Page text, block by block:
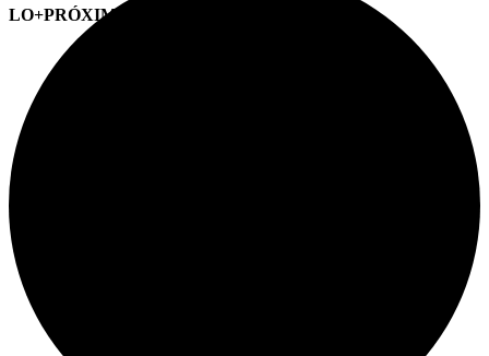
LO+PRÓXIMO (CITAS)